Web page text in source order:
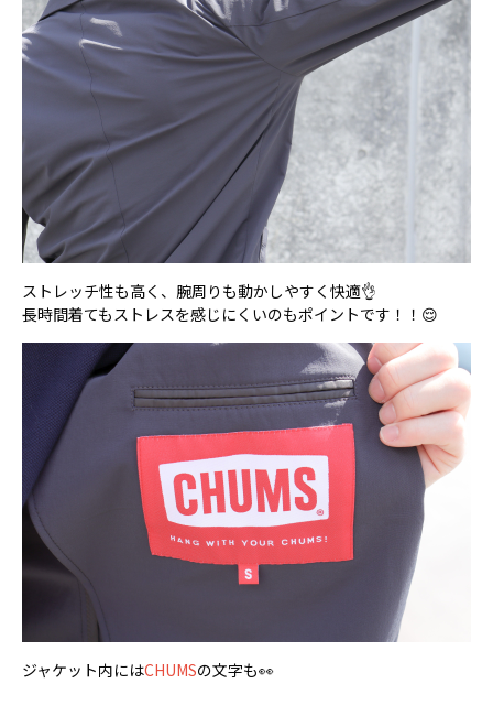
ストレッチ性も高く、腕周りも動かしやすく快適👌
長時間着てもストレスを感じにくいのもポイントです！！😌
ジャケット内にはCHUMSの文字も👀